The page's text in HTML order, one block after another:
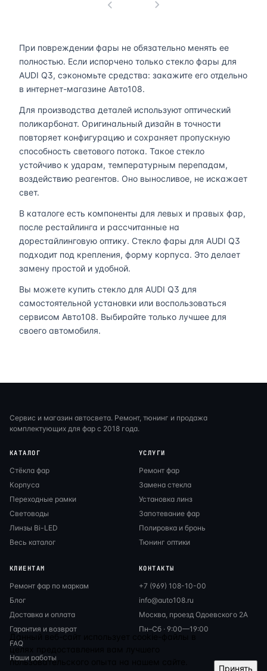
При повреждении фары не обязательно менять ее
полностью. Если испорчено только стекло фары для
AUDI Q3, сэкономьте средства: закажите его отдельно
в интернет-магазине Авто108.
Для производства деталей используют оптический
поликарбонат. Оригинальный дизайн в точности
повторяет конфигурацию и сохраняет пропускную
способность светового потока. Такое стекло
устойчиво к ударам, температурным перепадам,
воздействию реагентов. Оно выносливое, не искажает
свет.
В каталоге есть компоненты для левых и правых фар,
после рестайлинга и рассчитанные на
дорестайлинговую оптику. Стекло фары для AUDI Q3
подходит под крепления, форму корпуса. Это делает
замену простой и удобной.
Вы можете купить стекло для AUDI Q3 для
самостоятельной установки или воспользоваться
сервисом Авто108. Выбирайте только лучшее для
своего автомобиля.
Сервис и магазин автосвета. Ремонт, тюнинг и продажа
комплектующих для фар с 2018 года.
КАТАЛОГ
Стёкла фар
Корпуса
Переходные рамки
Световоды
Линзы Bi-LED
Весь каталог
УСЛУГИ
Ремонт фар
Замена стекла
Установка линз
Запотевание фар
Полировка и бронь
Тюнинг оптики
КЛИЕНТАМ
Ремонт фар по маркам
Блог
Доставка и оплата
Гарантия и возврат
FAQ
Наши работы
КОНТАКТЫ
+7 (969) 108-10-00
info@auto108.ru
Москва, проезд Одоевского 2А
Пн–Сб · 9:00—19:00
Данный веб-сайт использует cookie-файлы в
целях предоставления вам лучшего
пользовательского опыта на нашем сайте.
Принять